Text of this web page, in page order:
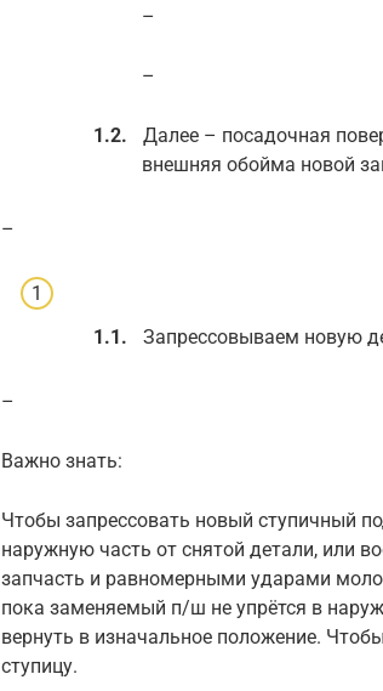
–
–
Далее – посадочная
внешняя обойма новой
–
Запрессовываем новую
–
Важно знать:
Чтобы запрессовать новый ступичный
наружную часть от снятой детали, или
запчасть и равномерными ударами
пока заменяемый п/ш не упрётся в
вернуть в изначальное положение.
ступицу.